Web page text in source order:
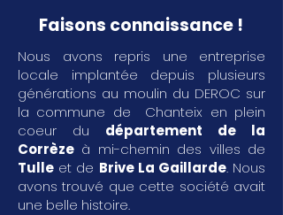
Faisons connaissance !
Nous avons repris une entreprise
locale implantée depuis plusieurs
générations au moulin du DEROC sur
la commune de Chanteix en plein
coeur du département de la
Corrèze à mi-chemin des villes de
Tulle et de Brive La Gaillarde. Nous
avons trouvé que cette société avait
une belle histoire.